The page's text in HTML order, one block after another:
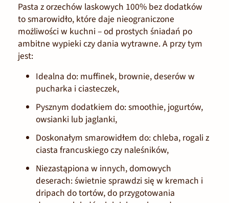
Pasta z orzechów laskowych 100% bez dodatków
to smarowidło, które daje nieograniczone
możliwości w kuchni – od prostych śniadań po
ambitne wypieki czy dania wytrawne. A przy tym
jest:
Idealna do: muffinek, brownie, deserów w
pucharka i ciasteczek,
Pysznym dodatkiem do:smoothie, jogurtów,
owsianki lub jaglanki,
Doskonałym smarowidłem do:chleba, rogali z
ciasta francuskiego czy naleśników,
Niezastąpiona w innych, domowych
deserach:świetnie sprawdzi się w kremach i
dripach do tortów, do przygotowania